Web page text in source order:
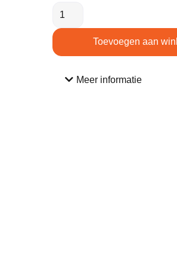
Toevoegen aan
Meer informatie